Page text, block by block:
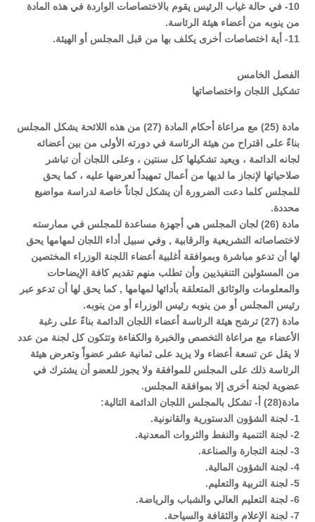
10- في حالة غياب الرئيس يقوم بالاختصاصات الواردة في هذه المادة
من ينوبه من أعضاء هيئة الرئاسة.
11- أية اختصاصات أخرى يكلف بها من قبل المجلس أو الهيئة.
الفصل الخامس
تشكيل اللجان واختصاصاتها
مادة (25) مع مراعاة أحكام المادة (27) من هذه اللائحة يشكل المجلس
بناءً على اقتراح من هيئة الرئاسة في دورته الأولى من بين أعضائه
لجانه الدائمة ، ويعيد تشكيلها كل سنتين ، وعلى اللجان أن تباشر
صلاحياتها لإنجاز ما لديها من أعمال تمهيداً لعرضها عليه ، كما يحق
للمجلس كلما دعت الضرورة أن يشكل لجاناً خاصة لدراسة مواضيع
محددة.
مادة (26) لجان المجلس هي أجهزة مساعدة للمجلس في ممارسته
لاختصاصاته التشريعية والرقابية , وفي سبيل أداء اللجان لمهامها يحق
لها أن تدعو مباشرة وبموافقة أغلبية أعضاء اللجنة الوزراء المختصين
من المسئولين التنفيذيين وأن تطلب منهم تقديم كافة الإيضاحات
والمعلومات والوثائق المتعلقة بأدائها لمهامها , كما يحق لها أن تدعو عبر
رئيس المجلس أو من ينوبه رئيس الوزراء أو من ينوبه.
مادة (27) ترشح هيئة الرئاسة أعضاء اللجان الدائمة بناءً على رغبة
الأعضاء مع مراعاة التخصص والخبرة والكفاءة وتتكون كل لجنة من عدد
لا يقل عن تسعة أعضاء ولا يزيد على ثمانية عشر عضواً وتعرض هيئة
الرئاسة ذلك على المجلس للموافقة ولا يجوز للعضو أن يشترك في
عضوية لجنة أخرى إلا بموافقة المجلس.
مادة(28) أ- تشكل بالمجلس اللجان الدائمة التالية:
1- لجنة الشؤون الدستورية والقانونية.
2- لجنة التنمية والنفط والثروات المعدنية.
3- لجنة التجارة والصناعة.
4- لجنة الشؤون المالية.
5- لجنة التربية والتعليم.
6- لجنة التعليم العالي والشباب والرياضة.
7- لجنة الإعلام والثقافة والسياحة.